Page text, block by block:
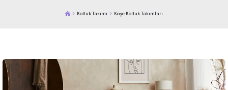
Koltuk Takımı Köşe Koltuk Takımları